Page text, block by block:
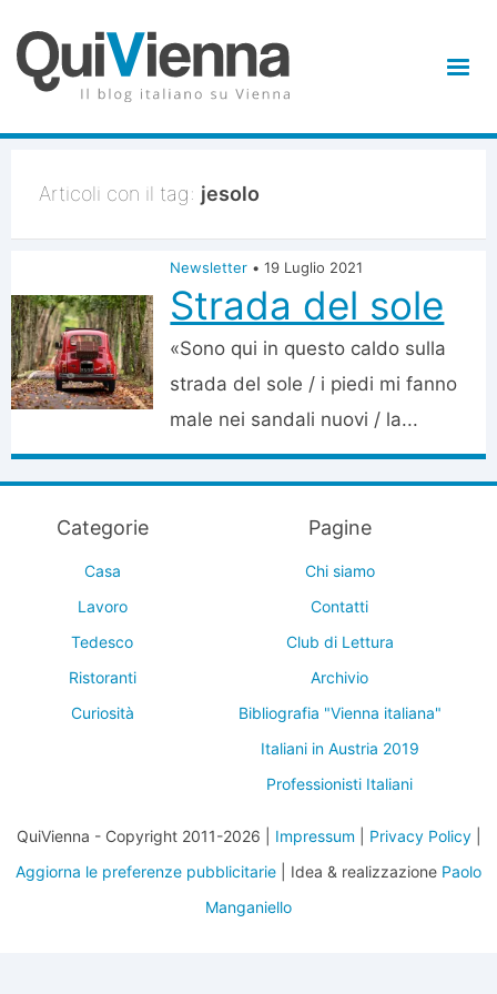
Articoli con il tag: jesolo
Newsletter • 19 Luglio 2021
Strada del sole
«Sono qui in questo caldo sulla
strada del sole / i piedi mi fanno
male nei sandali nuovi / la...
Categorie
Casa
Lavoro
Tedesco
Ristoranti
Curiosità
Pagine
Chi siamo
Contatti
Club di Lettura
Archivio
Bibliografia "Vienna italiana"
Italiani in Austria 2019
Professionisti Italiani
QuiVienna - Copyright 2011-2026 | Impressum Privacy Policy|
Aggiorna le preferenze pubblicitarie | Idea & realizzazione Paolo
Manganiello